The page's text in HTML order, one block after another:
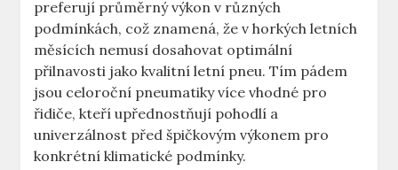
preferují průměrný výkon v různých
podmínkách, což znamená, že v horkých letních
měsících nemusí dosahovat optimální
přilnavosti jako kvalitní letní pneu. Tím pádem
jsou celoroční pneumatiky více vhodné pro
řidiče, kteří upřednostňují pohodlí a
univerzálnost před špičkovým výkonem pro
konkrétní klimatické podmínky.